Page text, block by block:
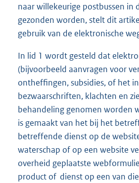
naar willekeurige postbussen in
gezonden worden, stelt dit
gebruik van de elektronische
In lid 1 wordt gesteld dat
(bijvoorbeeld aanvragen voor
ontheffingen, subsidies, of het
bezwaarschriften, klachten en
behandeling genomen worden
is gemaakt van het bij het
betreffende dienst op de
waterschap of op een website
overheid geplaatste
product of dienst op een van